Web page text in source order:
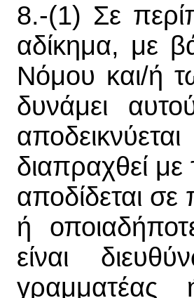
8.-(1) Σε
αδίκημα, με
Νόμου και/ή
δυνάμει
διαπραχθεί
αποδίδεται
ή
είναι
γραμματέας